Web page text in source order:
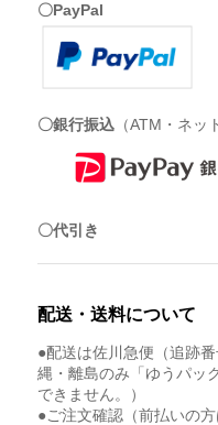
〇PayPal
〇銀行振込 （ATM・ネッ
〇代引き
配送・送料について
●配送は佐川急便（追跡
縄・離島のみ「ゆうパッ
できません。）
●ご注文確認（前払いの